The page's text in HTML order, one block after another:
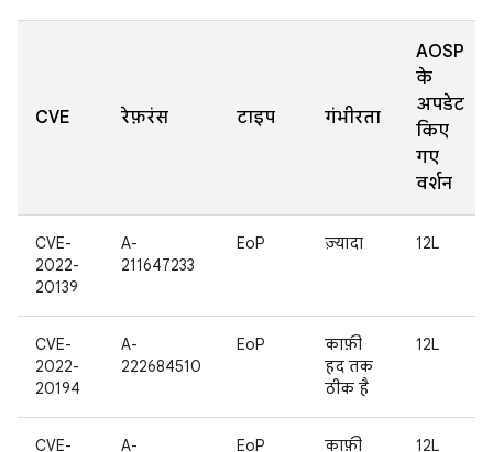
CVE रेफ़रंस टाइप गंभीरता
AOSP
के
अपडेट
किए
गए
वर्शन
CVE-
2022-
20139
A-
211647233
EoP ज़्यादा 12L
CVE-
2022-
20194
A-
222684510
EoP
काफ़ी
हद तक
ठीक है
12L
CVE-
A-
EoP
काफ़ी
12L